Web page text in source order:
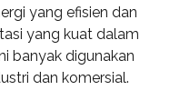
yang efisien dan
yang kuat dalam
banyak digunakan
dan komersial.